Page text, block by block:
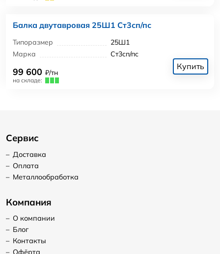
Балка двутавровая 25Ш1 Ст3сп/пс
Типоразмер
25Ш1
Марка
Ст3сп/пс
99 600 ₽/тн
на складе:
Купить
Сервис
– Доставка
– Оплата
– Металлообработка
Компания
– О компании
– Блог
– Контакты
– Офёрта